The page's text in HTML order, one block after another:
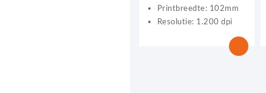
Printbreedte: 102mm
Resolutie: 1.200 dpi